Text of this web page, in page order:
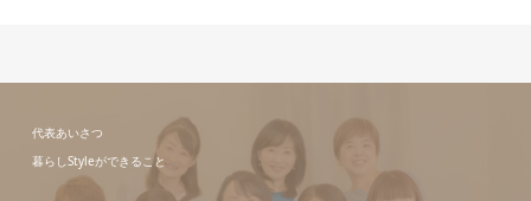
代表あいさつ
暮らしStyleができること